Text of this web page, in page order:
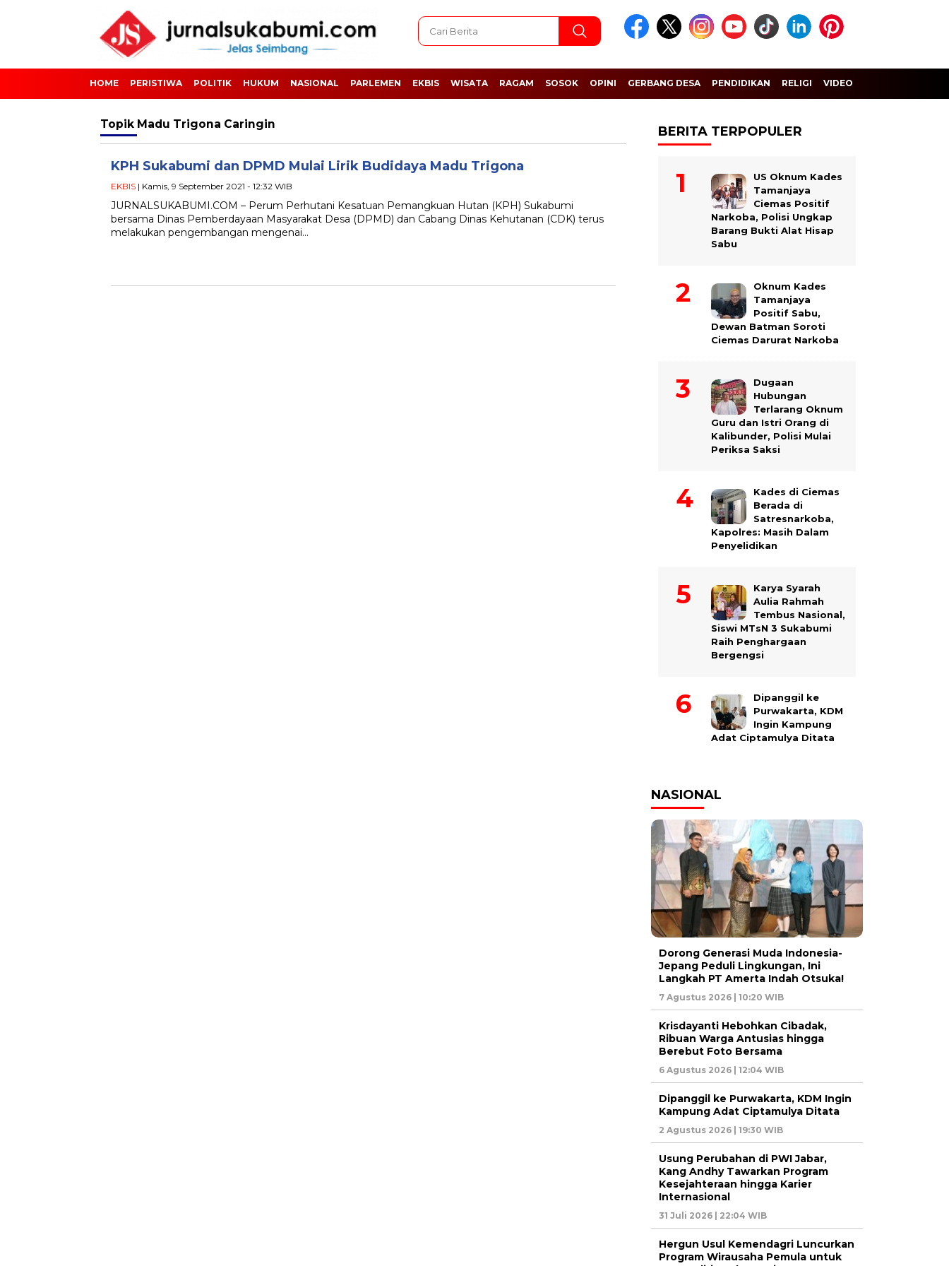
HOME PERISTIWA POLITIK HUKUM NASIONAL PARLEMEN EKBIS WISATA RAGAM SOSOK OPINI GERBANG DESA PENDIDIKAN RELIGI VIDEO
Topik Madu Trigona Caringin
KPH Sukabumi dan DPMD Mulai Lirik Budidaya Madu Trigona
EKBIS | Kamis, 9 September 2021 - 12:32 WIB
JURNALSUKABUMI.COM – Perum Perhutani Kesatuan Pemangkuan Hutan (KPH) Sukabumi
bersama Dinas Pemberdayaan Masyarakat Desa (DPMD) dan Cabang Dinas Kehutanan (CDK) terus
melakukan pengembangan mengenai…
BERITA TERPOPULER
US Oknum Kades
Tamanjaya
Ciemas Positif
Narkoba, Polisi Ungkap
Barang Bukti Alat Hisap
Sabu
Oknum Kades
Tamanjaya
Positif Sabu,
Dewan Batman Soroti
Ciemas Darurat Narkoba
Dugaan
Hubungan
Terlarang Oknum
Guru dan Istri Orang di
Kalibunder, Polisi Mulai
Periksa Saksi
Kades di Ciemas
Berada di
Satresnarkoba,
Kapolres: Masih Dalam
Penyelidikan
Karya Syarah
Aulia Rahmah
Tembus Nasional,
Siswi MTsN 3 Sukabumi
Raih Penghargaan
Bergengsi
Dipanggil ke
Purwakarta, KDM
Ingin Kampung
Adat Ciptamulya Ditata
NASIONAL
Dorong Generasi Muda Indonesia-
Jepang Peduli Lingkungan, Ini
Langkah PT Amerta Indah Otsuka!
7 Agustus 2026 | 10:20 WIB
Krisdayanti Hebohkan Cibadak,
Ribuan Warga Antusias hingga
Berebut Foto Bersama
6 Agustus 2026 | 12:04 WIB
Dipanggil ke Purwakarta, KDM Ingin
Kampung Adat Ciptamulya Ditata
2 Agustus 2026 | 19:30 WIB
Usung Perubahan di PWI Jabar,
Kang Andhy Tawarkan Program
Kesejahteraan hingga Karier
Internasional
31 Juli 2026 | 22:04 WIB
Hergun Usul Kemendagri Luncurkan
Program Wirausaha Pemula untuk